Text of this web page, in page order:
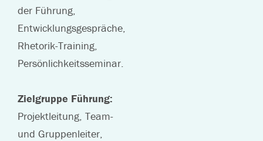
der Führung,
Entwicklungsgespräche,
Rhetorik-Training,
Persönlichkeitsseminar.
Zielgruppe Führung:
Projektleitung, Team-
und Gruppenleiter,